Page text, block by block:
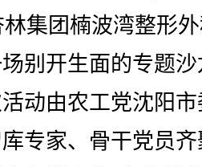
集团楠波湾整形
别开生面的专题
动由农工党沈阳
专家、骨干党员